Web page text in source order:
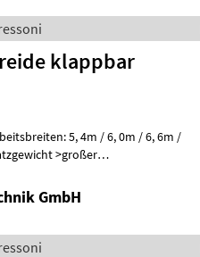
klappbar
GmbH